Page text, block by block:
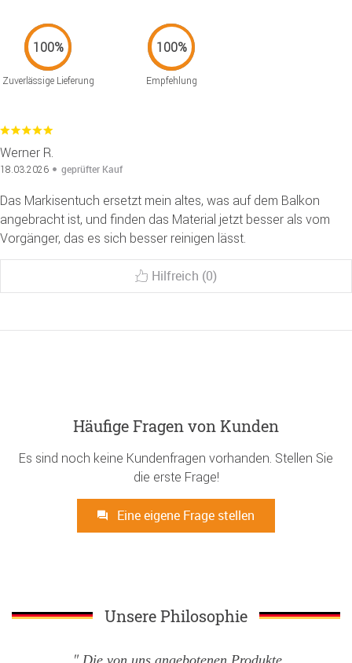
Zuverlässige Lieferung Empfehlung
Werner R.
18.03.2026 geprüfter Kauf
Das Markisentuch ersetzt mein altes, was auf dem Balkon
angebracht ist, und finden das Material jetzt besser als vom
Vorgänger, das es sich besser reinigen lässt.
Hilfreich (0)
Häufige Fragen von Kunden
Es sind noch keine Kundenfragen vorhanden. Stellen Sie
die erste Frage!
Eine eigene Frage stellen
Unsere Philosophie
Die von uns angebotenen Produkte